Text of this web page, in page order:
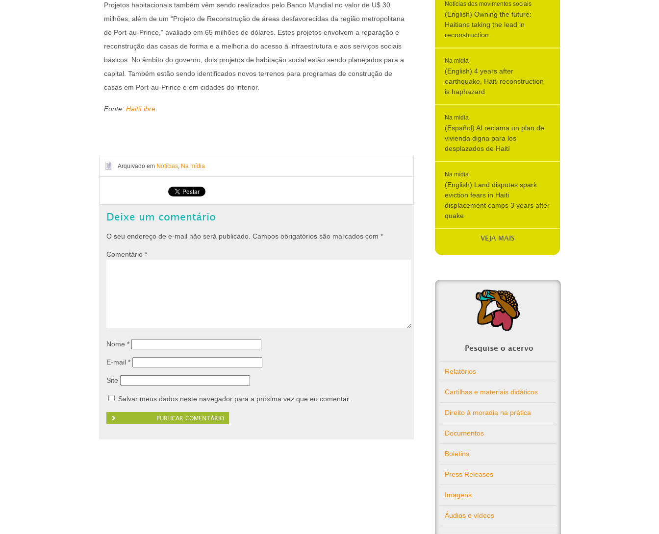
Projetos habitacionais também vêm sendo realizados pelo Banco Mundial no valor de U$ 30
milhões, além de um “Projeto de Reconstrução de áreas desfavorecidas da região metropolitana
de Port-au-Prince,” avaliado em 65 milhões de dólares. Estes projetos envolvem a reparação e
reconstrução das casas de forma e a melhoria do acesso à infraestrutura e aos serviços sociais
básicos. No âmbito do governo, dois projetos de habitação social estão sendo planejados para a
capital. Também estão sendo identificados novos terrenos para programas de construção de
casas em Port-au-Prince e em cidades do interior.
Fonte: HaitiLibre
Arquivado em Notícias, Na mídia
Deixe um comentário
O seu endereço de e-mail não será publicado. Campos obrigatórios são marcados com *
Comentário *
Nome *
E-mail *
Site
Salvar meus dados neste navegador para a próxima vez que eu comentar.
Notícias dos movimentos sociais
(English) Owning the future:
Haitians taking the lead in
reconstruction
Na mídia
(English) 4 years after
earthquake, Haiti reconstruction
is haphazard
Na mídia
(Español) AI reclama un plan de
vivienda digna para los
desplazados de Haití
Na mídia
(English) Land disputes spark
eviction fears in Haiti
displacement camps 3 years after
quake
VEJA MAIS
Pesquise o acervo
Relatórios
Cartilhas e materiais didáticos
Direito à moradia na prática
Documentos
Boletins
Press Releases
Imagens
Áudios e vídeos